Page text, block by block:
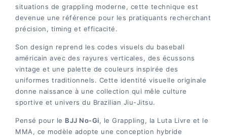
situations de grappling moderne, cette technique est
devenue une référence pour les pratiquants recherchant
précision, timing et efficacité.
Son design reprend les codes visuels du baseball
américain avec des rayures verticales, des écussons
vintage et une palette de couleurs inspirée des
uniformes traditionnels. Cette identité visuelle originale
donne naissance à une collection qui mêle culture
sportive et univers du Brazilian Jiu-Jitsu.
Pensé pour le BJJ No-Gi, le Grappling, la Luta Livre et le
MMA, ce modèle adopte une conception hybride